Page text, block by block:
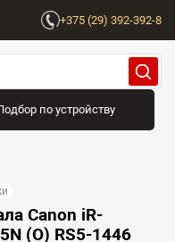
+375 (29) 392-392-8
по устройству
бренд
Canon iR-
(O) RS5-1446